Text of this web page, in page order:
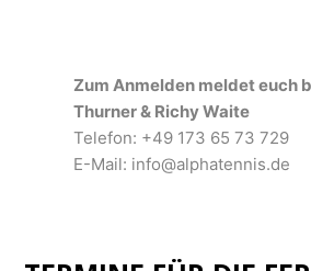
Zum Anmelden meldet euch
Thurner & Richy Waite
Telefon: +49 173 65 73 729
E-Mail: info@alphatennis.de